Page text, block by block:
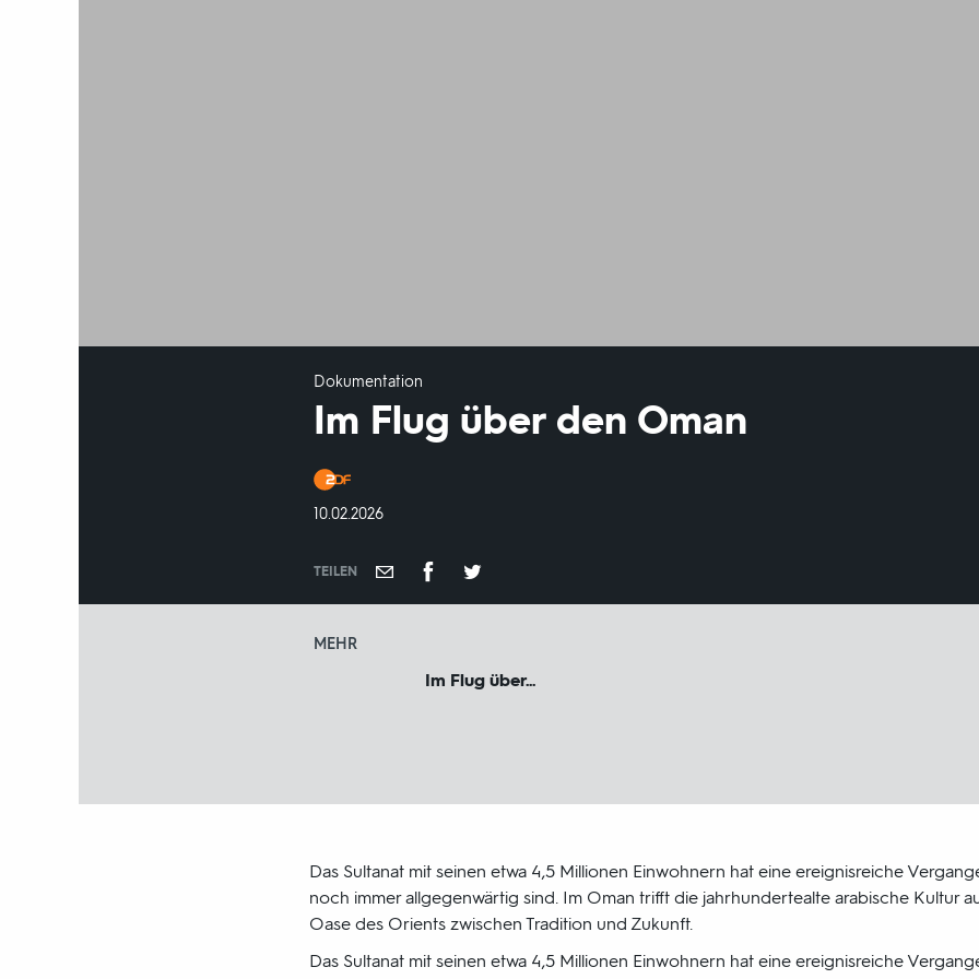
Dokumentation
Im Flug über den Oman
Produktionsland
und
DATUM:
10.02.2026
TEILEN
MEHR
Im Flug über...
Das Sultanat mit seinen etwa 4,5 Millionen Einwohnern hat eine ereignisreiche
noch immer allgegenwärtig sind. Im Oman trifft die jahrhundertealte arabische Kultur
Oase des Orients zwischen Tradition und Zukunft.
Das Sultanat mit seinen etwa 4,5 Millionen Einwohnern hat eine ereignisreiche